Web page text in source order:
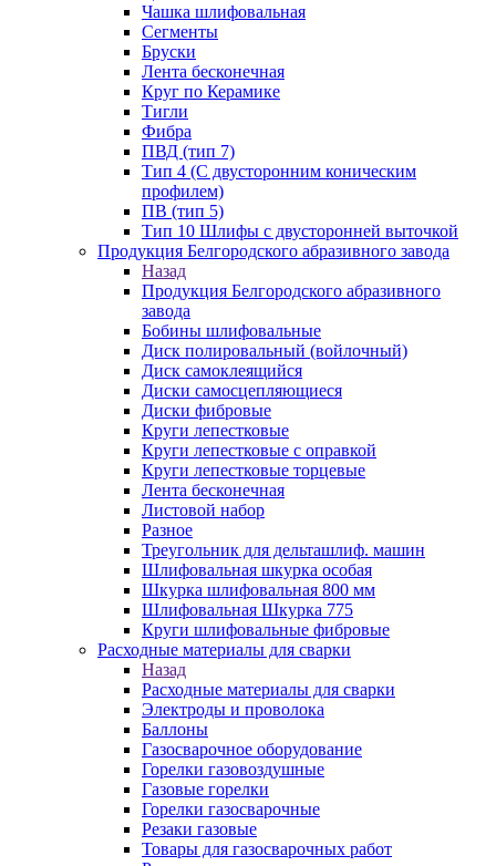
Чашка шлифовальная
Сегменты
Бруски
Лента бесконечная
Круг по Керамике
Тигли
Фибра
ПВД (тип 7)
Тип 4 (С двусторонним коническим
профилем)
ПВ (тип 5)
Тип 10 Шлифы с двусторонней выточкой
Продукция Белгородского абразивного завода
Назад
Продукция Белгородского абразивного
завода
Бобины шлифовальные
Диск полировальный (войлочный)
Диск самоклеящийся
Диски самосцепляющиеся
Диски фибровые
Круги лепестковые
Круги лепестковые с оправкой
Круги лепестковые торцевые
Лента бесконечная
Листовой набор
Разное
Треугольник для дельташлиф. машин
Шлифовальная шкурка особая
Шкурка шлифовальная 800 мм
Шлифовальная Шкурка 775
Круги шлифовальные фибровые
Расходные материалы для сварки
Назад
Расходные материалы для сварки
Электроды и проволока
Баллоны
Газосварочное оборудование
Горелки газовоздушные
Газовые горелки
Горелки газосварочные
Резаки газовые
Товары для газосварочных работ